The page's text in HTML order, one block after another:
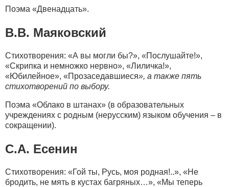
Поэма «Двенадцать».
В.В. Маяковский
Стихотворения: «А вы могли бы?», «Послушайте!»,
«Скрипка и немножко нервно», «Лиличка!»,
«Юбилейное», «Прозаседавшиеся», а также пять
стихотворений по выбору.
Поэма «Облако в штанах» (в образовательных
учреждениях с родным (нерусским) языком обучения – в
сокращении).
С.А. Есенин
Стихотворения: «Гой ты, Русь, моя родная!..», «Не
бродить, не мять в кустах багряных…», «Мы теперь